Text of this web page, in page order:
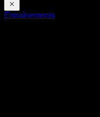
Entraînements